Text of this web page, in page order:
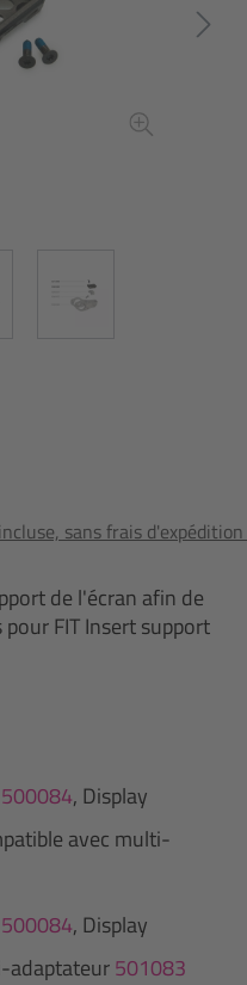
sans frais
de l'écran afin de
FIT Insert support
500084, Display
avec multi-
500084, Display
adaptateur501083